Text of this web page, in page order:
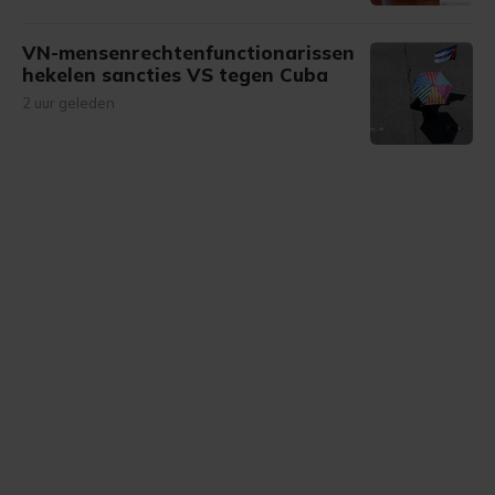
VN-mensenrechtenfunctionarissen
hekelen sancties VS tegen Cuba
2 uur geleden